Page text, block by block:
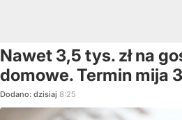
Nawet 3,5 tys. zł na
domowe. Termin mija
Dodano: dzisiaj 8:25